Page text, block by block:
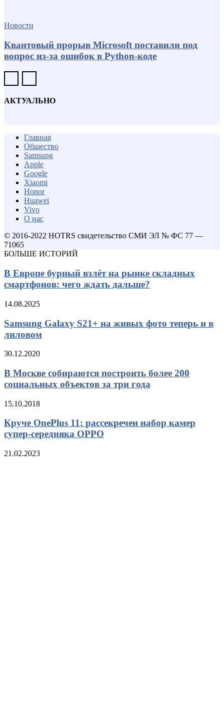
Новости
Квантовый прорыв Microsoft поставили под
вопрос из-за ошибок в Python-коде
АКТУАЛЬНО
Главная
Общество
Samsung
Apple
Google
Xiaomi
Honor
Huawei
Vivo
О нас
© 2016-2022 HOTRS свидетельство СМИ ЭЛ № ФС 77 —
71065
БОЛЬШЕ ИСТОРИЙ
В Европе бурный взлёт на рынке складных
смартфонов: чего ждать дальше?
14.08.2025
Samsung Galaxy S21+ на живых фото теперь и в
лиловом
30.12.2020
В Москве собираются построить более 200
социальных объектов за три года
15.10.2018
Круче OnePlus 11: рассекречен набор камер
супер-середняка OPPO
21.02.2023